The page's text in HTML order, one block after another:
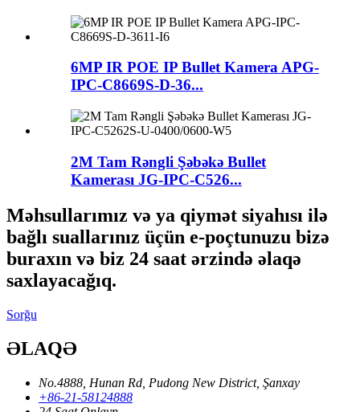
6MP IR POE IP Bullet Kamera APG-
IPC-C8669S-D-36...
2M Tam Rəngli Şəbəkə Bullet
Kamerası JG-IPC-C526...
Məhsullarımız və ya qiymət siyahısı ilə
bağlı suallarınız üçün e-poçtunuzu bizə
buraxın və biz 24 saat ərzində əlaqə
saxlayacağıq.
Sorğu
ƏLAQƏ
No.4888, Hunan Rd, Pudong New District, Şanxay
+86-21-58124888